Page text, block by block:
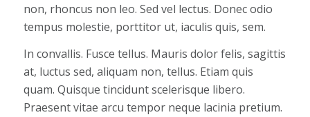
non, rhoncus non leo. Sed vel lectus. Donec odio
tempus molestie, porttitor ut, iaculis quis, sem.
In convallis. Fusce tellus. Mauris dolor felis, sagittis
at, luctus sed, aliquam non, tellus. Etiam quis
quam. Quisque tincidunt scelerisque libero.
Praesent vitae arcu tempor neque lacinia pretium.